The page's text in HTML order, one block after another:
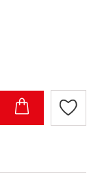
Zur